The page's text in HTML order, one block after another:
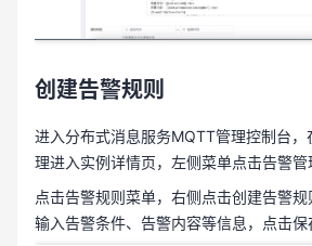
创建告警规则
进入分布式消息服务MQTT管理控制台，
理进入实例详情页，左侧菜单点击告警管
点击告警规则菜单，右侧点击创建告警规
输入告警条件、告警内容等信息，点击保